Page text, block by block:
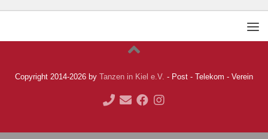
Copyright 2014-2026 by Tanzen in Kiel e.V. - Post - Telekom - Verein